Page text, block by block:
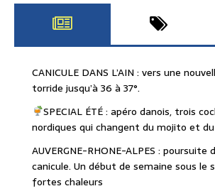
CANICULE DANS L’AIN : vers une
torride jusqu’à 36 à 37°.
SPECIAL ÉTÉ : apéro danois, trois
nordiques qui changent du mojito et
AUVERGNE-RHONE-ALPES : poursuite
canicule. Un début de semaine sous le
fortes chaleurs